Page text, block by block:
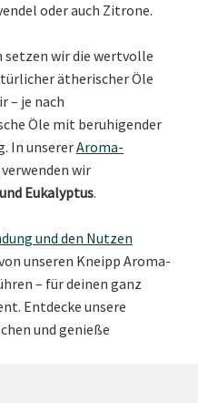
oder auch Zitrone.
setzen wir die wertvolle
ätherischer Öle
– je nach
Öle mit beruhigender
In unsererAroma-
verwenden wir
Eukalyptus.
und den Nutzen
unseren Kneipp Aroma-
– für deinen ganz
Entdecke unsere
und genieße